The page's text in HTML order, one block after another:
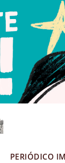
PERIÓDICO